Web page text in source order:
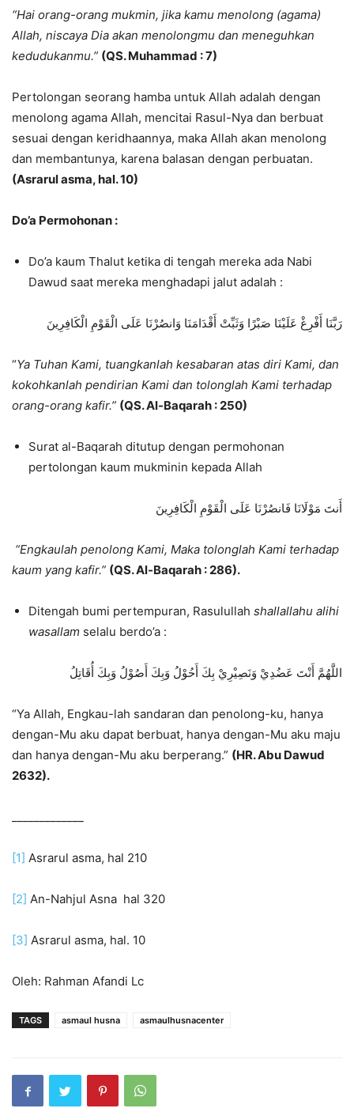
“Hai orang-orang mukmin, jika kamu menolong (agama)
Allah, niscaya Dia akan menolongmu dan meneguhkan
kedudukanmu.” (QS. Muhammad : 7)
Pertolongan seorang hamba untuk Allah adalah dengan
menolong agama Allah, mencitai Rasul-Nya dan berbuat
sesuai dengan keridhaannya, maka Allah akan menolong
dan membantunya, karena balasan dengan perbuatan.
(Asrarul asma, hal. 10)
Do’a Permohonan :
Do’a kaum Thalut ketika di tengah mereka ada Nabi
Dawud saat mereka menghadapi jalut adalah :
رَبَّنَا أَفْرِغْ عَلَيْنَا صَبْرًا وَثَبِّتْ أَقْدَامَنَا وَانصُرْنَا عَلَى الْقَوْمِ الْكَافِرِينَ
“Ya Tuhan Kami, tuangkanlah kesabaran atas diri Kami, dan
kokohkanlah pendirian Kami dan tolonglah Kami terhadap
orang-orang kafir.” (QS. Al-Baqarah : 250)
Surat al-Baqarah ditutup dengan permohonan
pertolongan kaum mukminin kepada Allah
أَنتَ مَوْلَانَا فَانصُرْنَا عَلَى الْقَوْمِ الْكَافِرِينَ
“Engkaulah penolong Kami, Maka tolonglah Kami terhadap
kaum yang kafir.” (QS. Al-Baqarah : 286).
Ditengah bumi pertempuran, Rasulullah shallallahu alihi
wasallam selalu berdo’a :
اللَّهُمَّ أَنْتَ عَضُدِيْ وَنَصِيْرِيْ بِكَ أَحُوْلُ وَبِكَ أَصُوْلُ وَبِكَ أُقَاتِلُ
“Ya Allah, Engkau-lah sandaran dan penolong-ku, hanya
dengan-Mu aku dapat berbuat, hanya dengan-Mu aku maju
dan hanya dengan-Mu aku berperang.” (HR. Abu Dawud
2632).
[1] Asrarul asma, hal 210
[2] An-Nahjul Asna hal 320
[3] Asrarul asma, hal. 10
Oleh: Rahman Afandi Lc
TAGS asmaul husna asmaulhusnacenter